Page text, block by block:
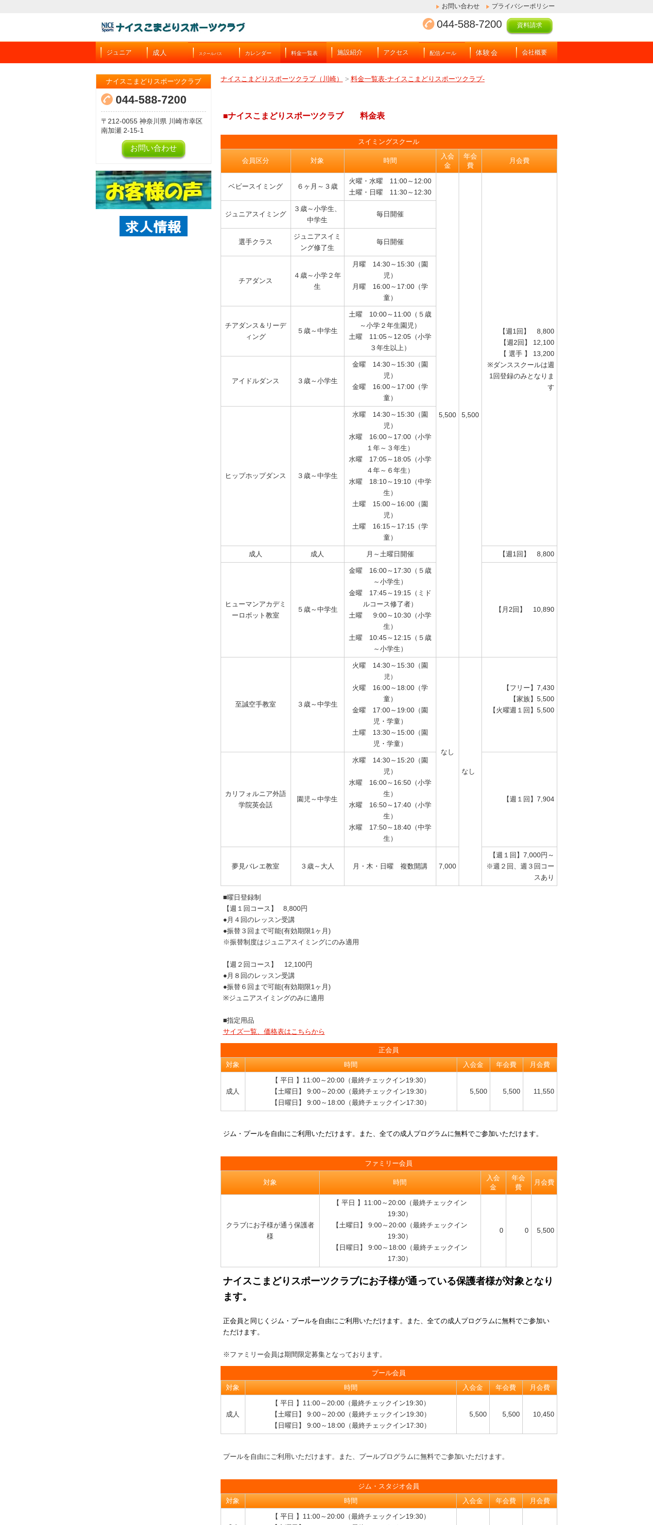
お問い合わせ プライバシーポリシー
044-588-7200 資料請求
ジュニア 成人 スクールバス カレンダー 料金一覧表 施設紹介 アクセス 配信メール 体験会 会社概要
ナイスこまどりスポーツクラブ（川崎） > 料金一覧表-ナイスこまどりスポーツクラブ-
■ナイスこまどりスポーツクラブ料金表
スイミングスクール
会員区分 対象 時間
入会
金
年会
費
月会費
ベビースイミング ６ヶ月～３歳
火曜・水曜 11:00～12:00
土曜・日曜 11:30～12:30
5,500 5,500
【週1回】 8,800
【週2回】 12,100
【 選手 】 13,200
※ダンススクールは週
1回登録のみとなりま
す
ジュニアスイミング
３歳～小学生、
中学生
毎日開催
選手クラス
ジュニアスイミ
ング修了生
毎日開催
チアダンス
４歳～小学２年
生
月曜 14:30～15:30（園
児）
月曜 16:00～17:00（学
童）
チアダンス＆リーデ
ィング
５歳～中学生
土曜 10:00～11:00（５歳
～小学２年生園児）
土曜 11:05～12:05（小学
３年生以上）
アイドルダンス ３歳～小学生
金曜 14:30～15:30（園
児）
金曜 16:00～17:00（学
童）
ヒップホップダンス ３歳～中学生
水曜 14:30～15:30（園
児）
水曜 16:00～17:00（小学
１年～３年生）
水曜 17:05～18:05（小学
４年～６年生）
水曜 18:10～19:10（中学
生）
土曜 15:00～16:00（園
児）
土曜 16:15～17:15（学
童）
成人 成人 月～土曜日開催 【週1回】 8,800
ヒューマンアカデミ
ーロボット教室
５歳～中学生
金曜 16:00～17:30（５歳
～小学生）
金曜 17:45～19:15（ミド
ルコース修了者）
土曜 9:00～10:30（小学
生）
土曜 10:45～12:15（５歳
～小学生）
【月2回】 10,890
至誠空手教室 ３歳～中学生
火曜 14:30～15:30（園
児）
火曜 16:00～18:00（学
童）
金曜 17:00～19:00（園
児・学童）
土曜 13:30～15:00（園
児・学童）
なし
なし
【フリー】7,430
【家族】5,500
【火曜週１回】5,500
カリフォルニア外語
学院英会話
園児～中学生
水曜 14:30～15:20（園
児）
水曜 16:00～16:50（小学
生）
水曜 16:50～17:40（小学
生）
水曜 17:50～18:40（中学
生）
【週１回】7,904
夢見バレエ教室 ３歳～大人 月・木・日曜 複数開講 7,000
【週１回】7,000円～
※週２回、週３回コー
スあり
■曜日登録制
【週１回コース】 8,800円
●月４回のレッスン受講
●振替３回まで可能(有効期限1ヶ月)
※振替制度はジュニアスイミングにのみ適用
【週２回コース】 12,100円
●月８回のレッスン受講
●振替６回まで可能(有効期限1ヶ月)
※ジュニアスイミングのみに適用
■指定用品
サイズ一覧、価格表はこちらから
正会員
対象
時間 入会金 年会費 月会費
成人
【 平日 】11:00～20:00（最終チェックイン19:30）
【土曜日】 9:00～20:00（最終チェックイン19:30）
【日曜日】 9:00～18:00（最終チェックイン17:30）
5,500 5,500 11,550
ジム・プールを自由にご利用いただけます。また、全ての成人プログラムに無料でご参加いただけます。
ファミリー会員
対象 時間
入会
金
年会
費
月会費
クラブにお子様が通う保護者
様
【 平日 】11:00～20:00（最終チェックイン
19:30）
【土曜日】 9:00～20:00（最終チェックイン
19:30）
【日曜日】 9:00～18:00（最終チェックイン
17:30）
0 0 5,500
ナイスこまどりスポーツクラブにお子様が通っている保護者様が対象となり
ます。
正会員と同じくジム・プールを自由にご利用いただけます。また、全ての成人プログラムに無料でご参加い
ただけます。
※ファミリー会員は期間限定募集となっております。
プール会員
対象
時間 入会金 年会費 月会費
成人
【 平日 】11:00～20:00（最終チェックイン19:30）
【土曜日】 9:00～20:00（最終チェックイン19:30）
【日曜日】 9:00～18:00（最終チェックイン17:30）
5,500 5,500 10,450
プールを自由にご利用いただけます。また、プールプログラムに無料でご参加いただけます。
ジム・スタジオ会員
対象
時間 入会金 年会費 月会費
【 平日 】11:00～20:00（最終チェックイン19:30）
ナイスこまどりスポーツクラブ
044-588-7200
212-0055 神奈川県 川崎市幸区
南加瀬 2-15-1
お問い合わせ